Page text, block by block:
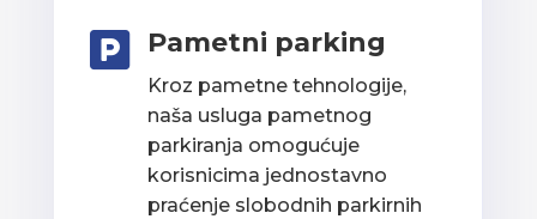
 Pametni parking
Kroz pametne tehnologije,
naša usluga pametnog
parkiranja omogućuje
korisnicima jednostavno
praćenje slobodnih parkirnih